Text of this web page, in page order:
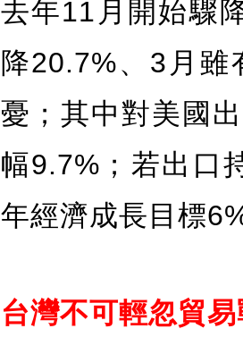
去年11 月開始驟
降20.7%、 3 月雖
憂；其中對美國
幅9.7% ；若出口
年經濟成長目標
台灣不可輕忽貿